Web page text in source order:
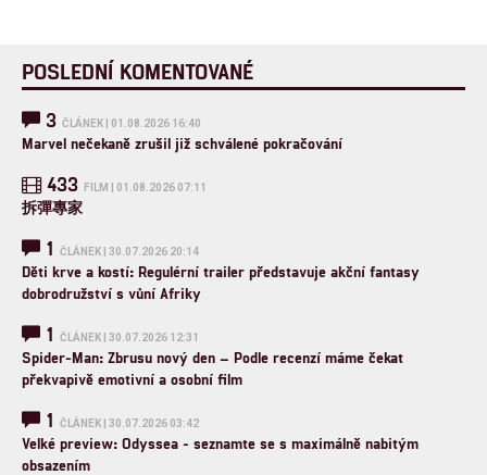
POSLEDNÍ KOMENTOVANÉ
3 ČLÁNEK | 01.08.2026 16:40
Marvel nečekaně zrušil již schválené pokračování
433 FILM | 01.08.2026 07:11
拆彈專家
1 ČLÁNEK | 30.07.2026 20:14
Děti krve a kostí: Regulérní trailer představuje akční fantasy
dobrodružství s vůní Afriky
1 ČLÁNEK | 30.07.2026 12:31
Spider-Man: Zbrusu nový den – Podle recenzí máme čekat
překvapivě emotivní a osobní film
1 ČLÁNEK | 30.07.2026 03:42
Velké preview: Odyssea - seznamte se s maximálně nabitým
obsazením